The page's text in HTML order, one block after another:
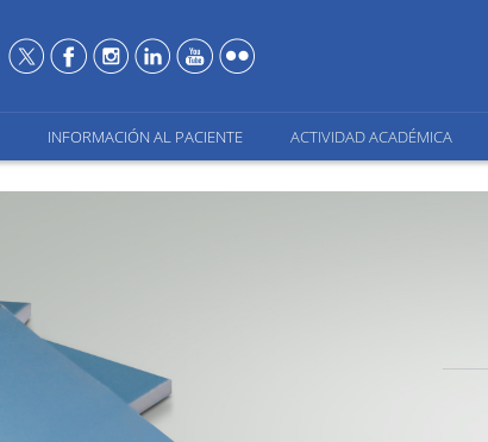
INFORMACIÓN AL PACIENTE ACTIVIDAD ACADÉMICA